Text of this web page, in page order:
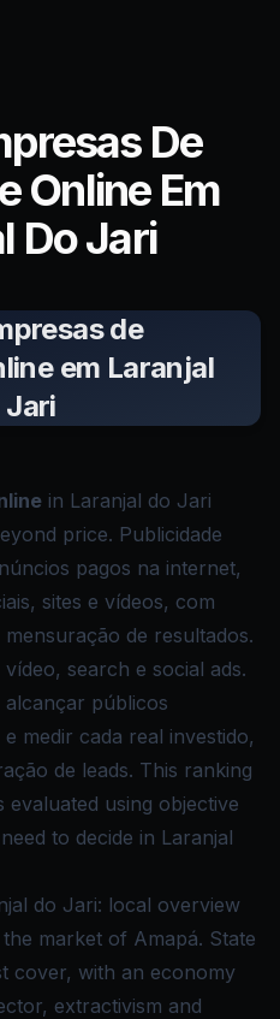
De
Online Em
Do Jari
de
em Laranjal
Jari
in Laranjal do Jari
price. Publicidade
pagos na internet,
sites e vídeos, com
de resultados.
search e social ads.
públicos
medir cada real investido,
de leads. This ranking
using objective
to decide in Laranjal
do Jari: local overview
market of Amapá. State
cover, with an economy
extractivism and